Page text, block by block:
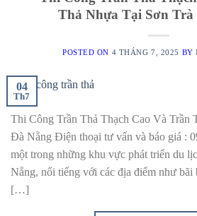
Thả Nhựa Tại Sơn Trà
POSTED ON 4 THÁNG 7, 2025 BY
04
Th7
Thi Công Trần Thả Thạch Cao Và Trần
Đà Nẵng Điện thoại tư vấn và báo giá :
một trong những khu vực phát triển du
Nẵng, nổi tiếng với các địa điểm như
[…]